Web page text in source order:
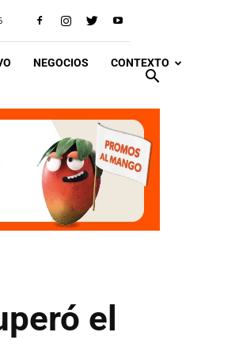
NEGOCIOS CONTEXTO
el